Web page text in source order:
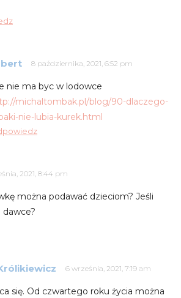
8 października, 2021, 6:52 pm
nie ma byc w lodowce
michaltombak.pl/blog/90-dlaczego-
nie-lubia-kurek.html
2021, 8:44 pm
można podawać dzieciom? Jeśli
dawce?
6 września, 2021, 7:19 am
się. Od czwartego roku życia można